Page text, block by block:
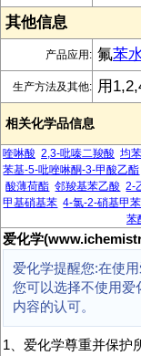
其他信息
产品应用: 氟苯
生产方法及其他: 用
相关化学品信息
喹啉酸 2,3-吡嗪二羧酸 均
苯基-5-吡唑啉酮-3-甲酸乙酯
酸薄荷酯 邻羧基苯乙酸 2-
甲基硝基苯 4-氯-2-硝基甲苯
苯
爱化学
爱化学提醒您:在使
您可以选择不使用爱
内容的认可。
1、爱化学尊重并保护